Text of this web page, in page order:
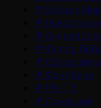
# Война и Мир
# Новости
#Андрей
# Федор
# Обзор
# Фонд Кино
# РЕН ТВ
# Домашний